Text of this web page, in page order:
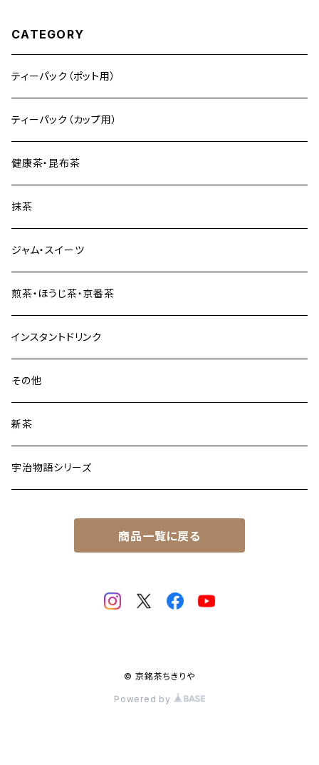
CATEGORY
ティーパック（ポット用）
ティーパック（カップ用）
健康茶・昆布茶
抹茶
ジャム・スイーツ
煎茶・ほうじ茶・京番茶
インスタントドリンク
その他
新茶
宇治物語シリーズ
商品一覧に戻る
© 京銘茶ちきりや
Powered by